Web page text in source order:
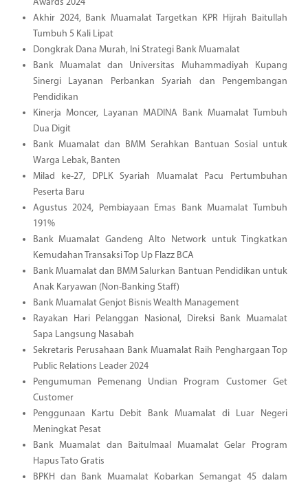
Awards 2024
Akhir 2024, Bank Muamalat Targetkan KPR Hijrah Baitullah
Tumbuh 5 Kali Lipat
Dongkrak Dana Murah, Ini Strategi Bank Muamalat
Bank Muamalat dan Universitas Muhammadiyah Kupang
Sinergi Layanan Perbankan Syariah dan Pengembangan
Pendidikan
Kinerja Moncer, Layanan MADINA Bank Muamalat Tumbuh
Dua Digit
Bank Muamalat dan BMM Serahkan Bantuan Sosial untuk
Warga Lebak, Banten
Milad ke-27, DPLK Syariah Muamalat Pacu Pertumbuhan
Peserta Baru
Agustus 2024, Pembiayaan Emas Bank Muamalat Tumbuh
191%
Bank Muamalat Gandeng Alto Network untuk Tingkatkan
Kemudahan Transaksi Top Up Flazz BCA
Bank Muamalat dan BMM Salurkan Bantuan Pendidikan untuk
Anak Karyawan (Non-Banking Staff)
Bank Muamalat Genjot Bisnis Wealth Management
Rayakan Hari Pelanggan Nasional, Direksi Bank Muamalat
Sapa Langsung Nasabah
Sekretaris Perusahaan Bank Muamalat Raih Penghargaan Top
Public Relations Leader 2024
Pengumuman Pemenang Undian Program Customer Get
Customer
Penggunaan Kartu Debit Bank Muamalat di Luar Negeri
Meningkat Pesat
Bank Muamalat dan Baitulmaal Muamalat Gelar Program
Hapus Tato Gratis
BPKH dan Bank Muamalat Kobarkan Semangat 45 dalam